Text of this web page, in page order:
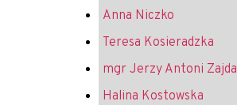
Anna Niczko
Teresa Kosieradzka
mgr Jerzy Antoni Zajda
Halina Kostowska